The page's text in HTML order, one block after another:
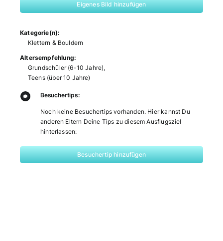
Eigenes Bild hinzufügen
Kategorie(n):
Klettern & Bouldern
Altersempfehlung:
Grundschüler (6-10 Jahre),
Teens (über 10 Jahre)
Besuchertips:
Noch keine Besuchertips vorhanden. Hier kannst Du
anderen Eltern Deine Tips zu diesem Ausflugsziel
hinterlassen:
Besuchertip hinzufügen